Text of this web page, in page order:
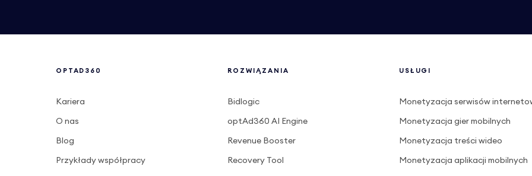
OPTAD360
Kariera
O nas
Blog
Przykłady współpracy
ROZWIĄZANIA
Bidlogic
optAd360 AI Engine
Revenue Booster
Recovery Tool
USŁUGI
Monetyzacja serwisów
Monetyzacja gier mobilnych
Monetyzacja treści wideo
Monetyzacja aplikacji mobilnych